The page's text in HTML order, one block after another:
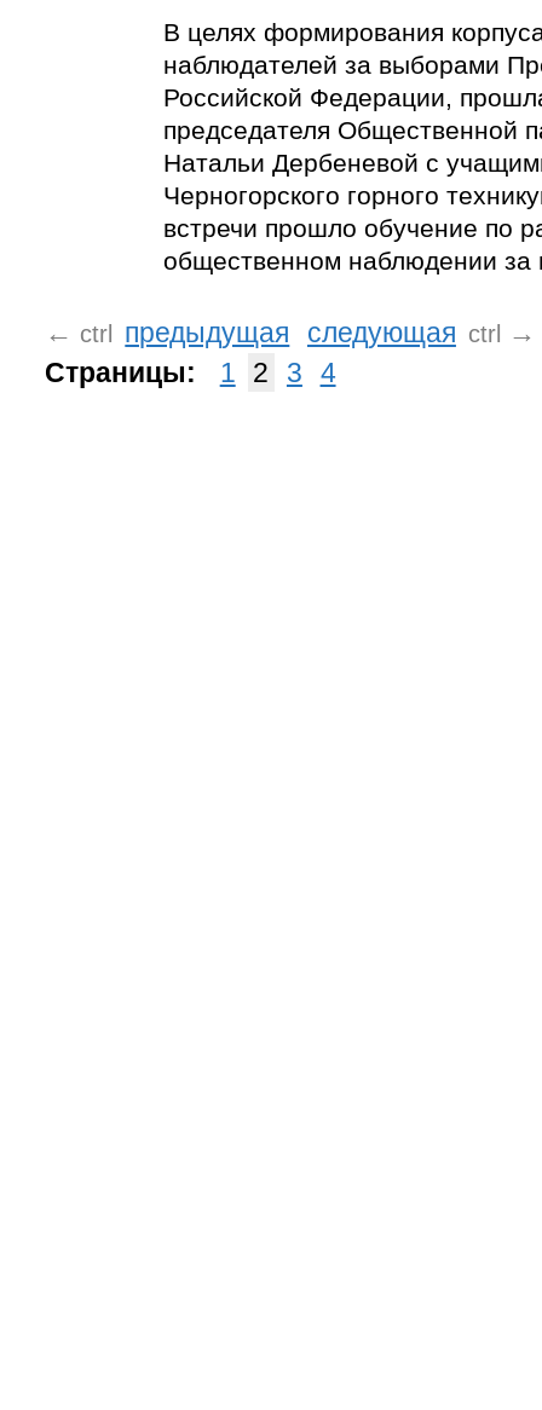
В целях формирования
наблюдателей за выборами
Российской Федерации,
председателя Общественной
Натальи Дербеневой с
Черногорского горного
встречи прошло обучение по
общественном наблюдении за
← ctrl предыдущая следующая ctrl
→
Страницы:
1 2 3 4